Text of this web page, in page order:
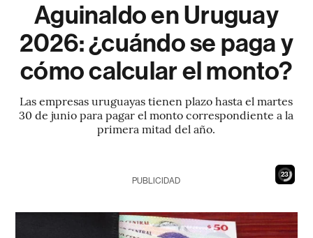
Aguinaldo en Uruguay
2026: ¿cuándo se paga y
cómo calcular el monto?
Las empresas uruguayas tienen plazo hasta el martes
30 de junio para pagar el monto correspondiente a la
primera mitad del año.
22
PUBLICIDAD